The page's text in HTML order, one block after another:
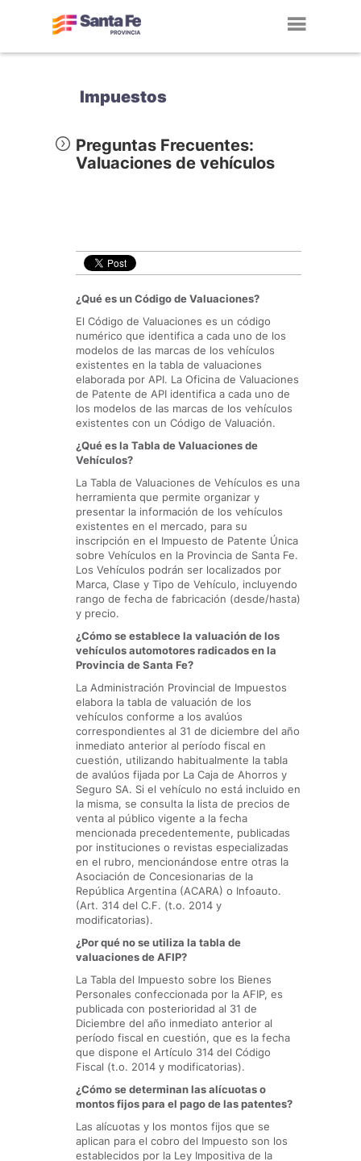
Impuestos
Preguntas Frecuentes:
Valuaciones de vehículos
¿Qué es un Código de Valuaciones?
El Código de Valuaciones es un código
numérico que identifica a cada uno de los
modelos de las marcas de los vehículos
existentes en la tabla de valuaciones
elaborada por API. La Oficina de Valuaciones
de Patente de API identifica a cada uno de
los modelos de las marcas de los vehículos
existentes con un Código de Valuación.
¿Qué es la Tabla de Valuaciones de
Vehículos?
La Tabla de Valuaciones de Vehículos es una
herramienta que permite organizar y
presentar la información de los vehículos
existentes en el mercado, para su
inscripción en el Impuesto de Patente Única
sobre Vehículos en la Provincia de Santa Fe.
Los Vehículos podrán ser localizados por
Marca, Clase y Tipo de Vehículo, incluyendo
rango de fecha de fabricación (desde/hasta)
y precio.
¿Cómo se establece la valuación de los
vehículos automotores radicados en la
Provincia de Santa Fe?
La Administración Provincial de Impuestos
elabora la tabla de valuación de los
vehículos conforme a los avalúos
correspondientes al 31 de diciembre del año
inmediato anterior al período fiscal en
cuestión, utilizando habitualmente la tabla
de avalúos fijada por La Caja de Ahorros y
Seguro SA. Si el vehículo no está incluido en
la misma, se consulta la lista de precios de
venta al público vigente a la fecha
mencionada precedentemente, publicadas
por instituciones o revistas especializadas
en el rubro, mencionándose entre otras la
Asociación de Concesionarias de la
República Argentina (ACARA) o Infoauto.
(Art. 314 del C.F. (t.o. 2014 y
modificatorias).
¿Por qué no se utiliza la tabla de
valuaciones de AFIP?
La Tabla del Impuesto sobre los Bienes
Personales confeccionada por la AFIP, es
publicada con posterioridad al 31 de
Diciembre del año inmediato anterior al
período fiscal en cuestión, que es la fecha
que dispone el Artículo 314 del Código
Fiscal (t.o. 2014 y modificatorias).
¿Cómo se determinan las alícuotas o
montos fijos para el pago de las patentes?
Las alícuotas y los montos fijos que se
aplican para el cobro del Impuesto son los
establecidos por la Ley Impositiva de la